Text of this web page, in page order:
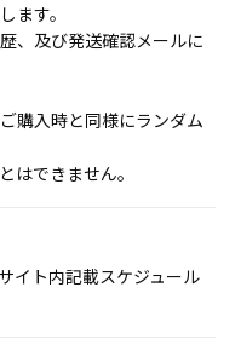
ます。
、及び発送確認メールに
購入時と同様にランダム
はできません。
イト内記載スケジュール